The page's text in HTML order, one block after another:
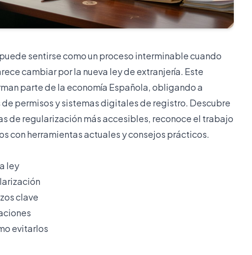
sentirse como un proceso interminable cuando
cambiar por la nueva ley de extranjería. Este
parte de la economía Española, obligando a
permisos y sistemas digitales de registro. Descubre
de regularización más accesibles, reconoce el trabajo
con herramientas actuales y consejos prácticos.
ley
clave
evitarlos